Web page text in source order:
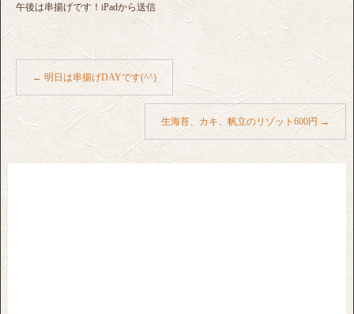
午後は串揚げです！iPadから送信
← 明日は串揚げDAYです(^^)
生海苔、カキ、帆立のリゾット600円 →